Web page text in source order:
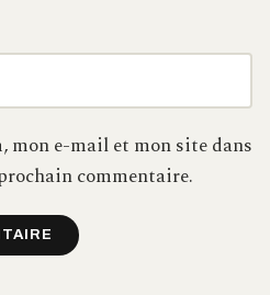
mon e-mail et mon site dans
commentaire.